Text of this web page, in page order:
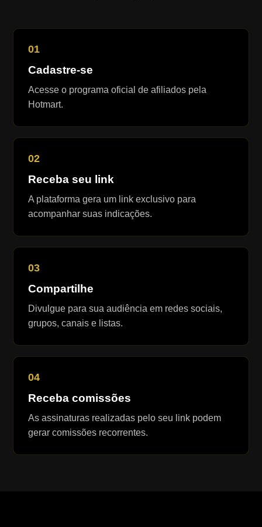
01
Cadastre-se
Acesse o programa oficial de afiliados pela
Hotmart.
02
Receba seu link
A plataforma gera um link exclusivo para
acompanhar suas indicações.
03
Compartilhe
Divulgue para sua audiência em redes sociais,
grupos, canais e listas.
04
Receba comissões
As assinaturas realizadas pelo seu link podem
gerar comissões recorrentes.